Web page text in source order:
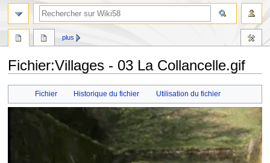
Fichier:Villages - 03 La Collancelle.gif
Fichier Historique du fichier Utilisation du fichier
plus